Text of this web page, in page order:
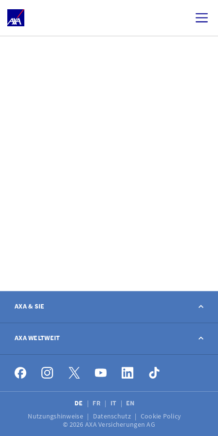
AXA & SIE
Kontakt
Schaden melden
Stellenangebote
Medien
AXA WELTWEIT
AXA weltweit
DE FR IT
EN
Nutzungshinweise
Datenschutz
Cookie Policy
© 2026 AXA Versicherungen AG